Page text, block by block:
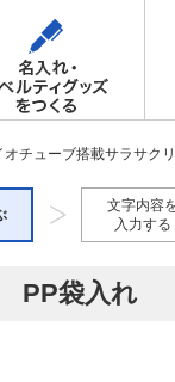
オチューブ搭載サラサ
文字内容
入力する
PP袋入れ